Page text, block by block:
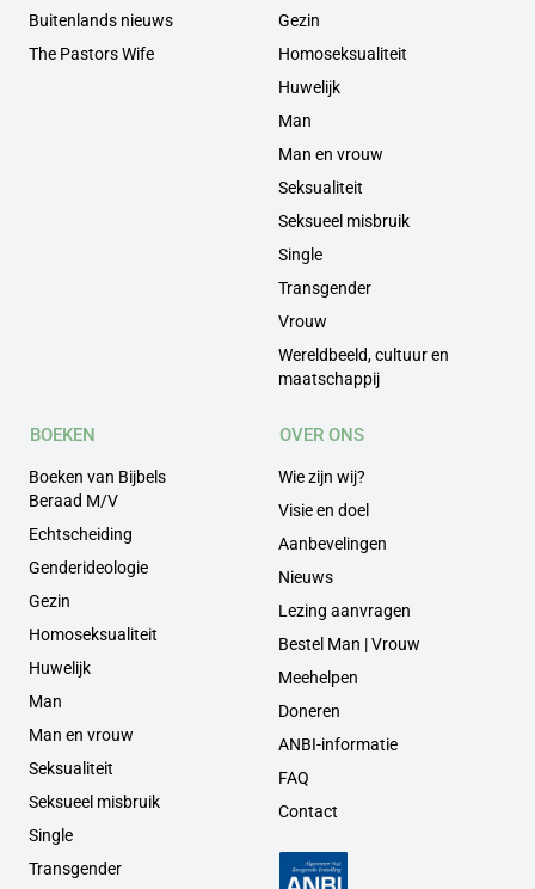
Buitenlands nieuws
The Pastors Wife
Gezin
Homoseksualiteit
Huwelijk
Man
Man en vrouw
Seksualiteit
Seksueel misbruik
Single
Transgender
Vrouw
Wereldbeeld, cultuur en
maatschappij
BOEKEN
Boeken van Bijbels
Beraad M/V
Echtscheiding
Genderideologie
Gezin
Homoseksualiteit
Huwelijk
Man
Man en vrouw
Seksualiteit
Seksueel misbruik
Single
Transgender
OVER ONS
Wie zijn wij?
Visie en doel
Aanbevelingen
Nieuws
Lezing aanvragen
Bestel Man | Vrouw
Meehelpen
Doneren
ANBI-informatie
FAQ
Contact